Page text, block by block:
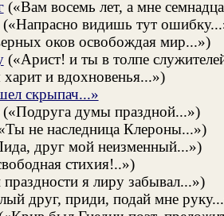
(«Вам восемь лет, а мне
видишь тут
оков освобождая мир...»)
(«Арист! и ты в толпе
и вдохновенья...»)
скрыпач...»
думы праздной...»)
не наследница Клероны...»)
друг мой неизменный...»)
стихия!..»)
я лиру забывал...»)
друг, приди, подай мне